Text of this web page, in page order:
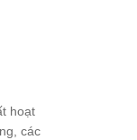
hoạt
các